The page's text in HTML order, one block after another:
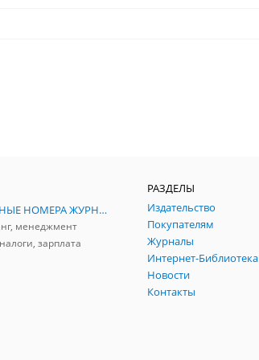
ОТДЕЛЬНЫЕ НОМЕРА ЖУРНАЛОВ
менеджмент
зарплата
РАЗДЕЛЫ
Издательство
Покупателям
Журналы
Интернет-Библиотека
Новости
Контакты